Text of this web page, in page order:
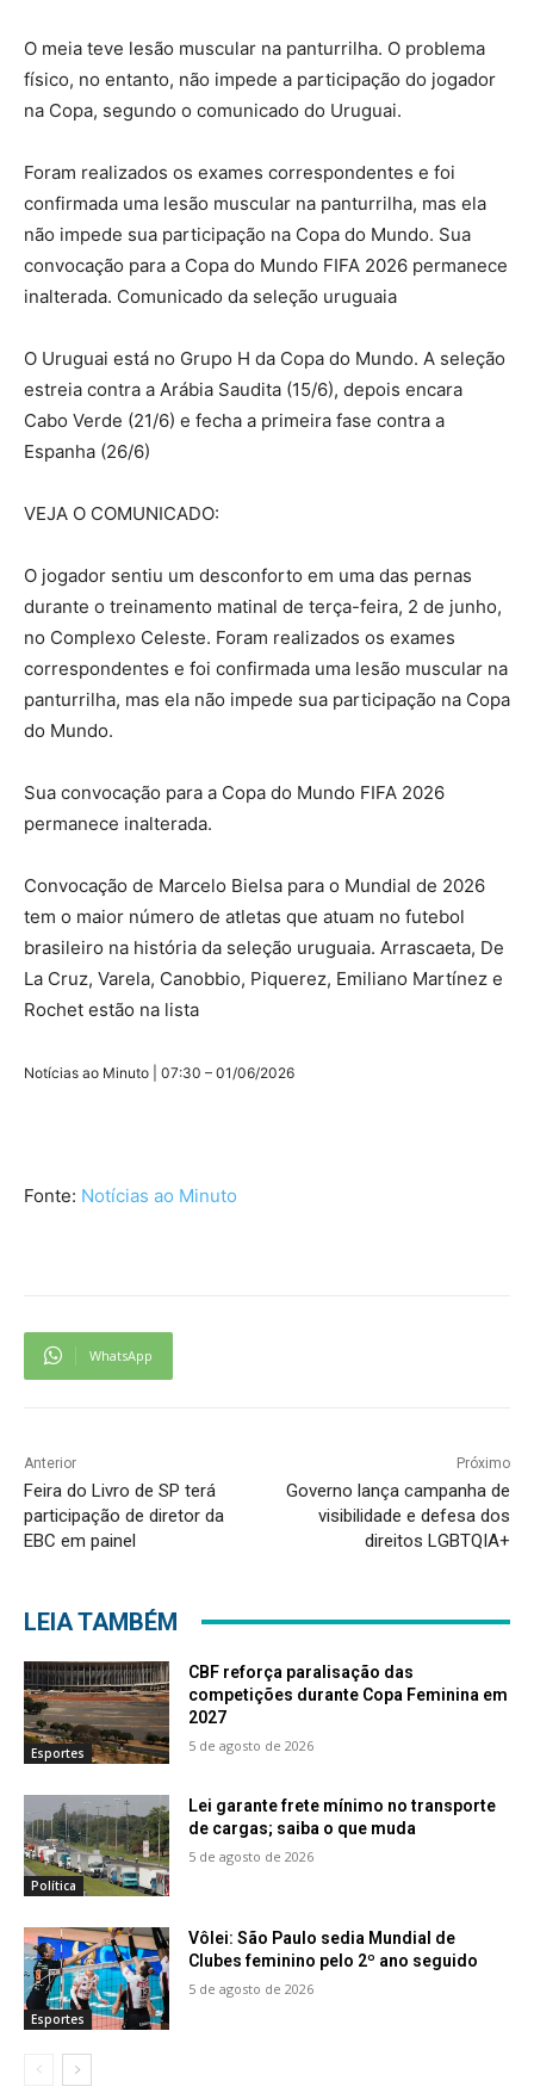
O meia teve lesão muscular na panturrilha. O problema
físico, no entanto, não impede a participação do jogador
na Copa, segundo o comunicado do Uruguai.
Foram realizados os exames correspondentes e foi
confirmada uma lesão muscular na panturrilha, mas ela
não impede sua participação na Copa do Mundo. Sua
convocação para a Copa do Mundo FIFA 2026 permanece
inalterada. Comunicado da seleção uruguaia
O Uruguai está no Grupo H da Copa do Mundo. A seleção
estreia contra a Arábia Saudita (15/6), depois encara
Cabo Verde (21/6) e fecha a primeira fase contra a
Espanha (26/6)
VEJA O COMUNICADO:
O jogador sentiu um desconforto em uma das pernas
durante o treinamento matinal de terça-feira, 2 de junho,
no Complexo Celeste. Foram realizados os exames
correspondentes e foi confirmada uma lesão muscular na
panturrilha, mas ela não impede sua participação na Copa
do Mundo.
Sua convocação para a Copa do Mundo FIFA 2026
permanece inalterada.
Convocação de Marcelo Bielsa para o Mundial de 2026
tem o maior número de atletas que atuam no futebol
brasileiro na história da seleção uruguaia. Arrascaeta, De
La Cruz, Varela, Canobbio, Piquerez, Emiliano Martínez e
Rochet estão na lista
Notícias ao Minuto | 07:30 – 01/06/2026
Fonte: Notícias ao Minuto
WhatsApp
Anterior
Feira do Livro de SP terá
participação de diretor da
EBC em painel
Próximo
Governo lança campanha de
visibilidade e defesa dos
direitos LGBTQIA+
LEIA TAMBÉM
Esportes
CBF reforça paralisação das
competições durante Copa Feminina em
2027
5 de agosto de 2026
Política
Lei garante frete mínimo no transporte
de cargas; saiba o que muda
5 de agosto de 2026
Esportes
Vôlei: São Paulo sedia Mundial de
Clubes feminino pelo 2º ano seguido
5 de agosto de 2026